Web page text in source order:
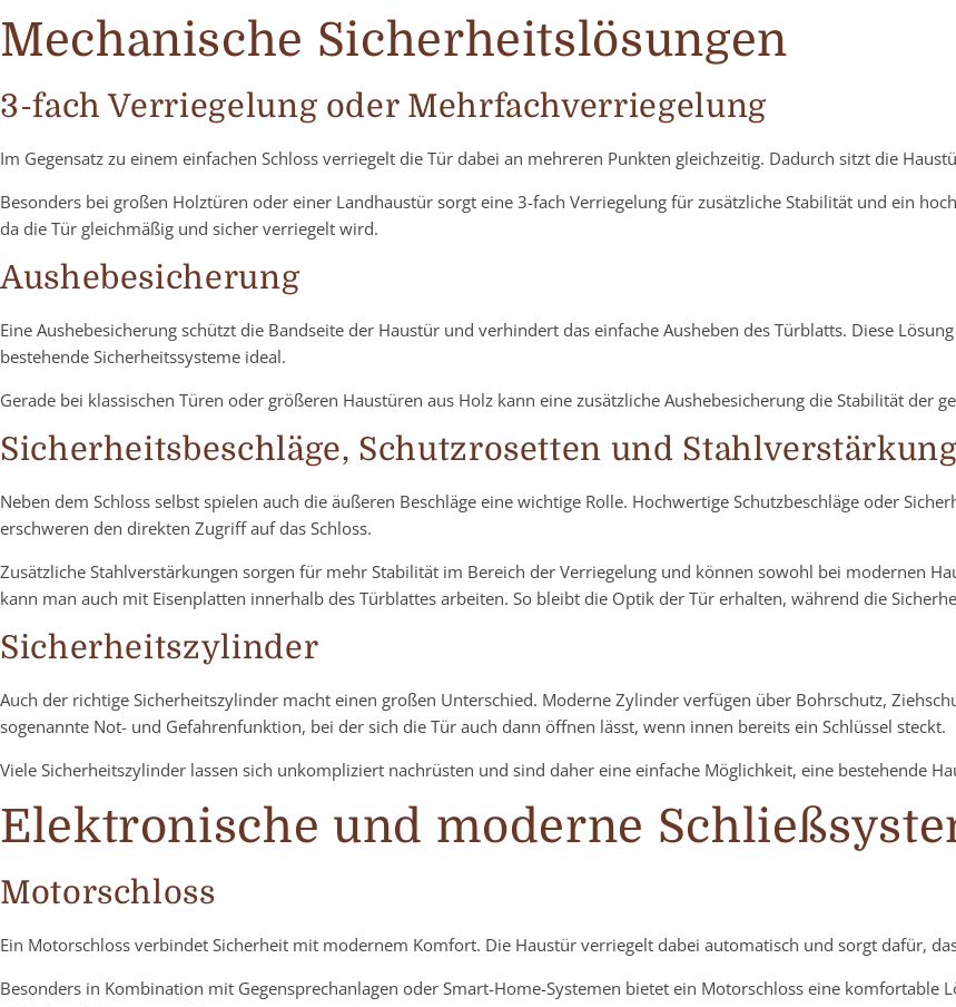
Mechanische Sicherheitslösungen
3-fach Verriegelung oder Mehrfachverriegelung
Im Gegensatz zu einem einfachen Schloss verriegelt die Tür dabei an mehreren Punkten gleichzeitig. Dadurch sitzt die
Besonders bei großen Holztüren oder einer Landhaustür sorgt eine 3-fach Verriegelung für zusätzliche Stabilität und ein
da die Tür gleichmäßig und sicher verriegelt wird.
Aushebesicherung
Eine Aushebesicherung schützt die Bandseite der Haustür und verhindert das einfache Ausheben des Türblatts. Diese
bestehende Sicherheitssysteme ideal.
Gerade bei klassischen Türen oder größeren Haustüren aus Holz kann eine zusätzliche Aushebesicherung die Stabilität der
Sicherheitsbeschläge, Schutzrosetten und
Neben dem Schloss selbst spielen auch die äußeren Beschläge eine wichtige Rolle. Hochwertige Schutzbeschläge oder
erschweren den direkten Zugriff auf das Schloss.
Zusätzliche Stahlverstärkungen sorgen für mehr Stabilität im Bereich der Verriegelung und können sowohl bei modernen
kann man auch mit Eisenplatten innerhalb des Türblattes arbeiten. So bleibt die Optik der Tür erhalten, während die
Sicherheitszylinder
Auch der richtige Sicherheitszylinder macht einen großen Unterschied. Moderne Zylinder verfügen über Bohrschutz,
sogenannte Not- und Gefahrenfunktion, bei der sich die Tür auch dann öffnen lässt, wenn innen bereits ein Schlüssel steckt.
Viele Sicherheitszylinder lassen sich unkompliziert nachrüsten und sind daher eine einfache Möglichkeit, eine bestehende
Elektronische und moderne
Motorschloss
Ein Motorschloss verbindet Sicherheit mit modernem Komfort. Die Haustür verriegelt dabei automatisch und sorgt dafür,
Besonders in Kombination mit Gegensprechanlagen oder Smart-Home-Systemen bietet ein Motorschloss eine